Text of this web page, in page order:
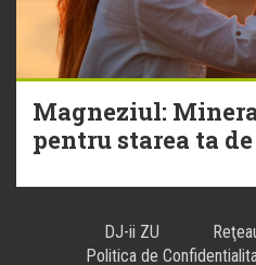
Magneziul:
pentru starea ta
DJ-ii ZU
Politica de